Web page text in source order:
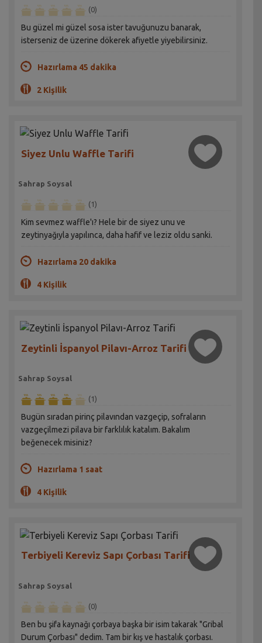
(0)
Bu güzel mi güzel sosa ister tavuğunuzu banarak,
isterseniz de üzerine dökerek afiyetle yiyebilirsiniz.
Hazırlama 45 dakika
2 Kişilik
Siyez Unlu Waffle Tarifi
Sahrap Soysal
(1)
Kim sevmez waffle'ı? Hele bir de siyez unu ve
zeytinyağıyla yapılınca, daha hafif ve leziz oldu sanki.
Hazırlama 20 dakika
4 Kişilik
Zeytinli İspanyol Pilavı-Arroz Tarifi
Sahrap Soysal
(1)
Bugün sıradan pirinç pilavından vazgeçip, sofraların
vazgeçilmezi pilava bir farklılık katalım. Bakalım
beğenecek misiniz?
Hazırlama 1 saat
4 Kişilik
Terbiyeli Kereviz Sapı Çorbası Tarifi
Sahrap Soysal
(0)
Ben bu şifa kaynağı çorbaya başka bir isim takarak "Gribal
Durum Çorbası" dedim. Tam bir kış ve hastalık çorbası.